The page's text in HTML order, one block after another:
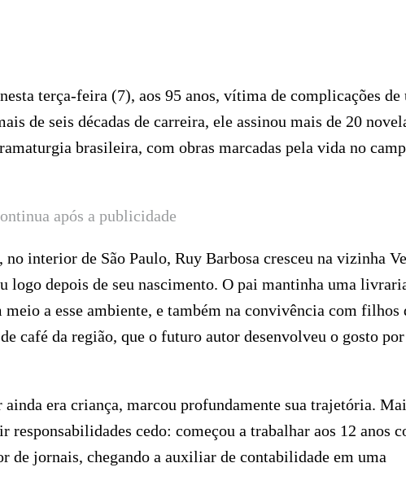
terça-feira (7), aos 95 anos, vítima de complicações de
de seis décadas de carreira, ele assinou mais de 20
brasileira, com obras marcadas pela vida no
após a publicidade
interior de São Paulo, Ruy Barbosa cresceu na vizinha
logo depois de seu nascimento. O pai mantinha uma
a esse ambiente, e também na convivência com filhos
café da região, que o futuro autor desenvolveu o gosto por
era criança, marcou profundamente sua trajetória.
cedo: começou a trabalhar aos 12 anos
de jornais, chegando a auxiliar de contabilidade em uma